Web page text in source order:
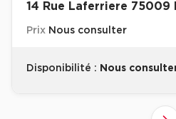
14 Rue Laferriere 75009
Prix Nous consulter
Disponibilité : Nous